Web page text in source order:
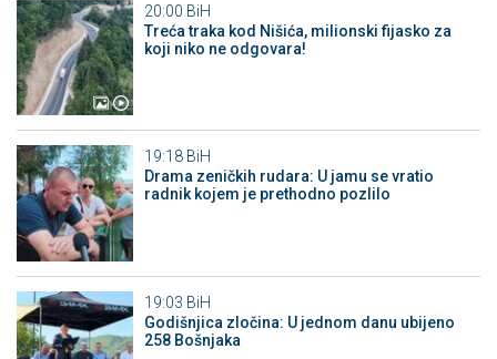
20:00 BiH
Treća traka kod Nišića, milionski fijasko za
koji niko ne odgovara!
19:18 BiH
Drama zeničkih rudara: U jamu se vratio
radnik kojem je prethodno pozlilo
19:03 BiH
Godišnjica zločina: U jednom danu ubijeno
258 Bošnjaka